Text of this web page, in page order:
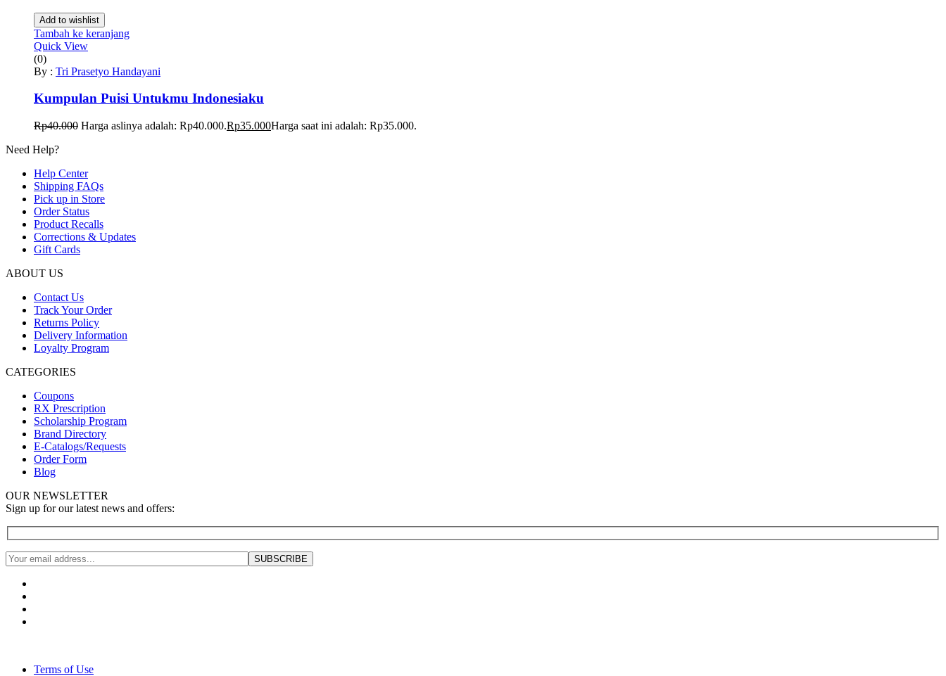
Add to wishlist
Tambah ke keranjang
Quick View
(0)
By : Tri Prasetyo Handayani
Kumpulan Puisi Untukmu Indonesiaku
Rp40.000 Harga aslinya adalah: Rp40.000.Rp35.000Harga saat ini adalah: Rp35.000.
Need Help?
Help Center
Shipping FAQs
Pick up in Store
Order Status
Product Recalls
Corrections & Updates
Gift Cards
ABOUT US
Contact Us
Track Your Order
Returns Policy
Delivery Information
Loyalty Program
CATEGORIES
Coupons
RX Prescription
Scholarship Program
Brand Directory
E-Catalogs/Requests
Order Form
Blog
OUR NEWSLETTER
Sign up for our latest news and offers:
Terms of Use